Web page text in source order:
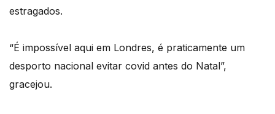
estragados.
“É impossível aqui em Londres, é praticamente um
desporto nacional evitar covid antes do Natal”,
gracejou.